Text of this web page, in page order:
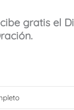
gratis el